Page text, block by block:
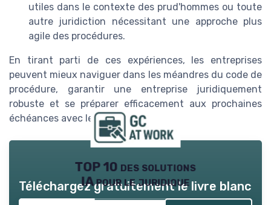
utiles dans le contexte des prud'hommes ou toute
autre juridiction nécessitant une approche plus
agile des procédures.
En tirant parti de ces expériences, les entreprises
peuvent mieux naviguer dans les méandres du code de
procédure, garantir une entreprise juridiquement
robuste et se préparer efficacement aux prochaines
échéances avec le tribunal.
TOP 10 des solutions
IA pour le juridique
Téléchargez gratuitement le livre blanc